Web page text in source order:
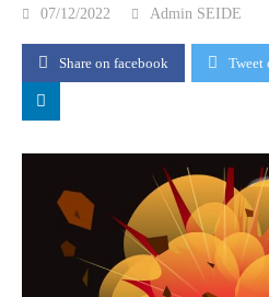
07/12/2022 Admin SEIDE
Share on facebook Tweet